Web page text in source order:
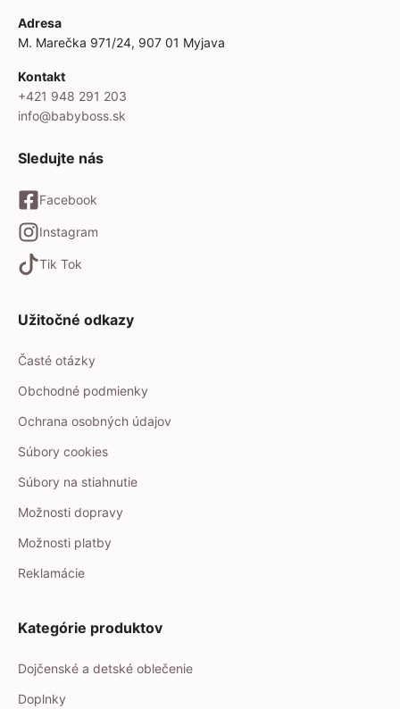
Adresa
M. Marečka 971/24, 907 01 Myjava
Kontakt
+421 948 291 203
info@babyboss.sk
Sledujte nás
Facebook
Instagram
Tik Tok
Užitočné odkazy
Časté otázky
Obchodné podmienky
Ochrana osobných údajov
Súbory cookies
Súbory na stiahnutie
Možnosti dopravy
Možnosti platby
Reklamácie
Kategórie produktov
Dojčenské a detské oblečenie
Doplnky